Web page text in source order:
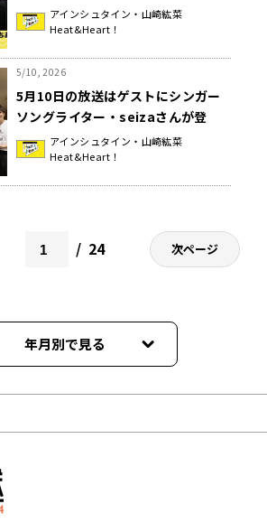
登場！公開録音イベント観覧者募集
中！『アインシュタイン・山崎紘菜
アインシュタイン・山崎紘菜
Heat&Heart！
5/10, 2026
5月10日の放送はゲストにシンガー
ソングライター・seizaさんが登
場！２１回目の公開録音イベント開
催決定！＆ イベント観覧者募集！
アインシュタイン・山崎紘菜
Heat&Heart！
24 次ページ
年月別で見る
08月
07月
06月